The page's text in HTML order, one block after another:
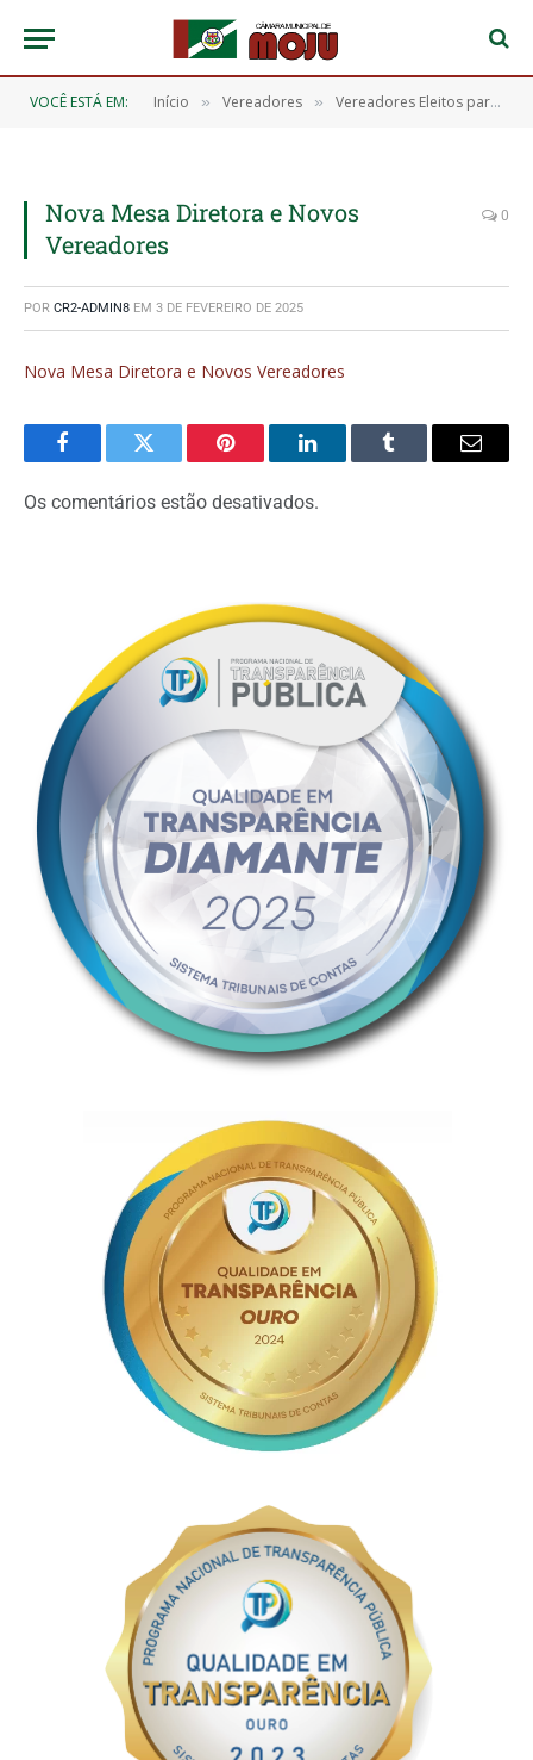
VOCÊ ESTÁ EM: Início » Vereadores » Vereadores Eleitos para o Exercício de 2025 a 2028
Nova Mesa Diretora e Novos
Vereadores
0
POR CR2-ADMIN8 EM 3 DE FEVEREIRO DE 2025
Nova Mesa Diretora e Novos Vereadores
FacebookTwitter Pinterest O
LinkedIn
Tumblr
E-
Os comentários estão desativados.